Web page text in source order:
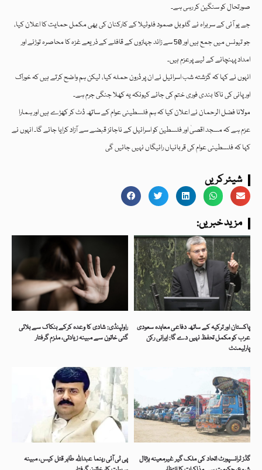
صورتحال کو سنگین کر رہی ہے۔
جے یو آئی کے سربراہ نے گلوبل صمود فلوٹیلا کے کارکنان کی بھی مکمل حمایت کا اعلان کیا،
جو تیونس میں جمع ہیں اور 50 سے زائد جہازوں کے قافلے کے ذریعے غزہ کا محاصرہ توڑنے اور
امداد پہنچانے کے لیے پرعزم ہیں۔
انہوں نے کہا کہ گزشتہ شب اسرائیل نے ان پر ڈرون حملہ کیا، لیکن ہم واضح کرتے ہیں کہ خوراک
اور پانی کی ناکا بندی فوری ختم کی جائے کیونکہ یہ کھلا جنگی جرم ہے۔
مولانا فضل الرحمان نے اعلان کیا کہ ہم فلسطینی عوام کے ساتھ ڈٹ کر کھڑے ہیں اور ہمارا
عزم ہے کہ مسجد اقصیٰ اور فلسطین کو اسرائیل کے ناجائز قبضے سے آزاد کرایا جائے گا۔ انہوں نے
کہا کہ فلسطینی عوام کی قربانیاں رائیگاں نہیں جائیں گی
شیئر کریں
:مزید خبریں
راولپنڈی: شادی کا وعدہ کرکے بنکاک سے بلائی
گئی خاتون سے مبینہ زیادتی، ملزم گرفتار
پاکستان اور ترکیہ کے ساتھ دفاعی معاہدہ سعودی
عرب کو مکمل تحفظ نہیں دے گا: ایرانی رکن
پارلیمنٹ
پی ٹی آئی رہنما عبداللہ طاہر قتل کیس، مبینہ
گڈز ٹرانسپورٹ اتحاد کی ملک گیر غیرمعینہ ہڑتال